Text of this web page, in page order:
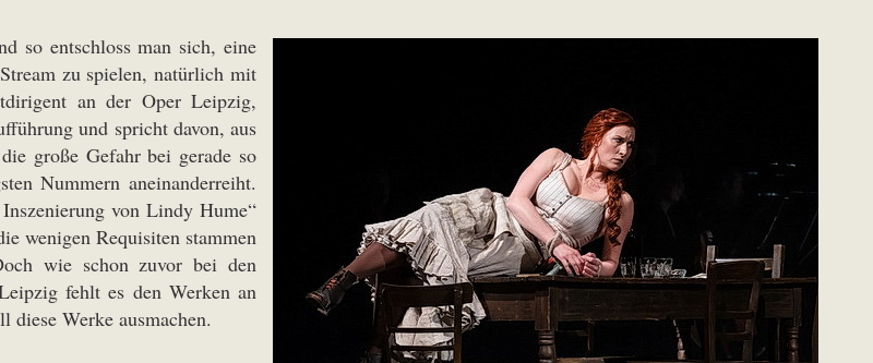
so entschloss man sich, eine
zu spielen, natürlich mit
an der Oper Leipzig,
und spricht davon, aus
große Gefahr bei gerade so
Nummern aneinanderreiht.
von Lindy Hume“
wenigen Requisiten stammen
wie schon zuvor bei den
fehlt es den Werken an
diese Werke ausmachen.